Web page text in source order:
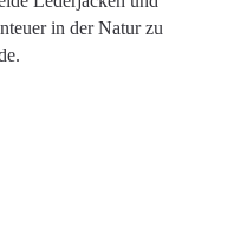
in der Natur zu